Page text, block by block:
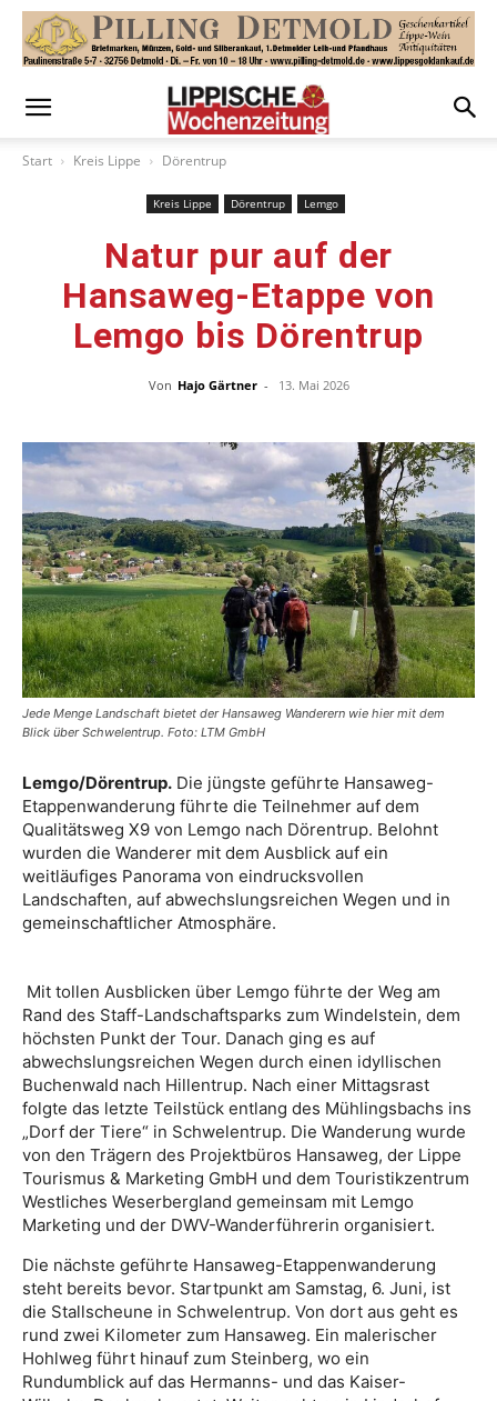
Start Kreis Lippe Dörentrup
Kreis Lippe Dörentrup Lemgo
Natur pur auf der
Hansaweg-Etappe von
Lemgo bis Dörentrup
Von Hajo Gärtner - 13. Mai 2026
Jede Menge Landschaft bietet der Hansaweg Wanderern wie hier mit dem
Blick über Schwelentrup. Foto: LTM GmbH
Lemgo/Dörentrup. Die jüngste geführte Hansaweg-
Etappenwanderung führte die Teilnehmer auf dem
Qualitätsweg X9 von Lemgo nach Dörentrup. Belohnt
wurden die Wanderer mit dem Ausblick auf ein
weitläufiges Panorama von eindrucksvollen
Landschaften, auf abwechslungsreichen Wegen und in
gemeinschaftlicher Atmosphäre.
Mit tollen Ausblicken über Lemgo führte der Weg am
Rand des Staff-Landschaftsparks zum Windelstein, dem
höchsten Punkt der Tour. Danach ging es auf
abwechslungsreichen Wegen durch einen idyllischen
Buchenwald nach Hillentrup. Nach einer Mittagsrast
folgte das letzte Teilstück entlang des Mühlingsbachs ins
„Dorf der Tiere“ in Schwelentrup. Die Wanderung wurde
von den Trägern des Projektbüros Hansaweg, der Lippe
Tourismus & Marketing GmbH und dem Touristikzentrum
Westliches Weserbergland gemeinsam mit Lemgo
Marketing und der DWV-Wanderführerin organisiert.
Die nächste geführte Hansaweg-Etappenwanderung
steht bereits bevor. Startpunkt am Samstag, 6. Juni, ist
die Stallscheune in Schwelentrup. Von dort aus geht es
rund zwei Kilometer zum Hansaweg. Ein malerischer
Hohlweg führt hinauf zum Steinberg, wo ein
Rundumblick auf das Hermanns- und das Kaiser-